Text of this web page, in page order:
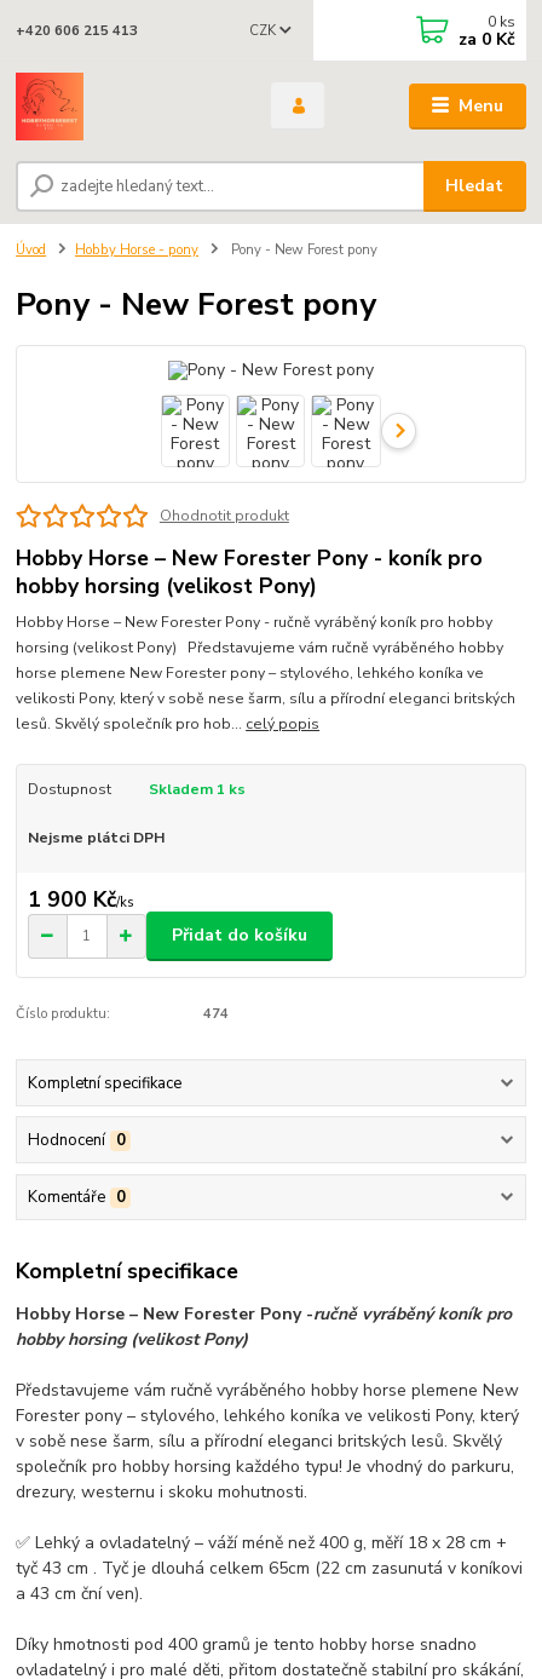
Menu
CZK
Hledat
+420 606 215 413 0 ks
za 0 Kč
Úvod Hobby Horse - pony Pony - New Forest pony
Pony - New Forest pony
Ohodnotit produkt
Hobby Horse – New Forester Pony - koník pro
hobby horsing (velikost Pony)
Hobby Horse – New Forester Pony - ručně vyráběný koník pro hobby
horsing (velikost Pony) Představujeme vám ručně vyráběného hobby
horse plemene New Forester pony – stylového, lehkého koníka ve
velikosti Pony, který v sobě nese šarm, sílu a přírodní eleganci britských
lesů. Skvělý společník pro hob... celý popis
Dostupnost Skladem 1 ks
Nejsme plátci DPH
1 900 Kč/ks
Přidat do košíku
Číslo produktu: 474
Kompletní specifikace
Hodnocení 0
Komentáře 0
Kompletní specifikace
Hobby Horse – New Forester Pony -ručně vyráběný koník pro
hobby horsing (velikost Pony)
Představujeme vám ručně vyráběného hobby horse plemene New
Forester pony – stylového, lehkého koníka ve velikosti Pony, který
v sobě nese šarm, sílu a přírodní eleganci britských lesů. Skvělý
společník pro hobby horsing každého typu! Je vhodný do parkuru,
drezury, westernu i skoku mohutnosti.
✅ Lehký a ovladatelný – váží méně než 400 g, měří 18 x 28 cm +
tyč 43 cm . Tyč je dlouhá celkem 65cm (22 cm zasunutá v koníkovi
a 43 cm ční ven).
Díky hmotnosti pod 400 gramů je tento hobby horse snadno
ovladatelný i pro malé děti, přitom dostatečně stabilní pro skákání,